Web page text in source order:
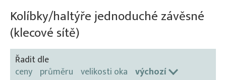
O firmě
Kontakt
Kolíbky/haltýře jednoduché závěsné
(klecové sítě)
Řadit dle
ceny průměru velikosti oka výchozí